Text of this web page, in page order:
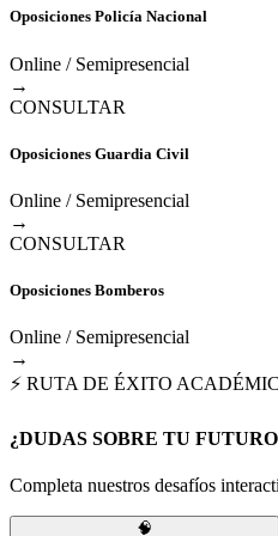
Oposiciones Policía Nacional
Online / Semipresencial
→
CONSULTAR
Oposiciones Guardia Civil
Online / Semipresencial
→
CONSULTAR
Oposiciones Bomberos
Online / Semipresencial
→
⚡ RUTA DE ÉXITO
¿DUDAS SOBRE TU
Completa nuestros desafíos
🧠